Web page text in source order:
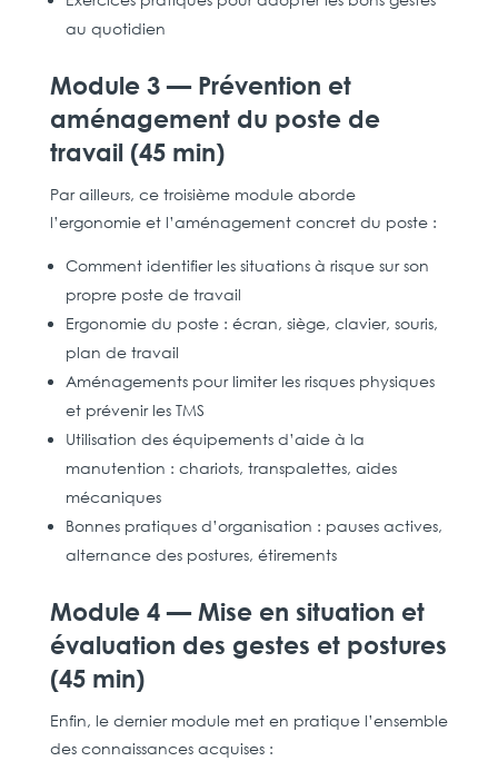
au quotidien
Module 3 — Prévention et
aménagement du poste de
travail (45 min)
Par ailleurs, ce troisième module aborde
l’ergonomie et l’aménagement concret du poste :
Comment identifier les situations à risque sur son
propre poste de travail
Ergonomie du poste : écran, siège, clavier, souris,
plan de travail
Aménagements pour limiter les risques physiques
et prévenir les TMS
Utilisation des équipements d’aide à la
manutention : chariots, transpalettes, aides
mécaniques
Bonnes pratiques d’organisation : pauses actives,
alternance des postures, étirements
Module 4 — Mise en situation et
évaluation des gestes et postures
(45 min)
Enfin, le dernier module met en pratique l’ensemble
des connaissances acquises :